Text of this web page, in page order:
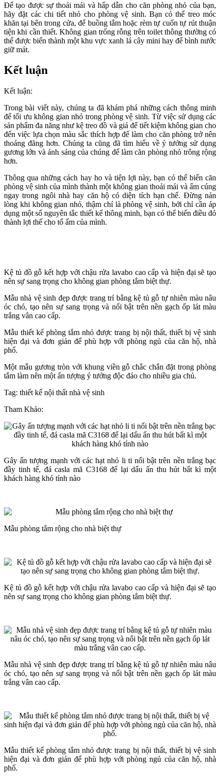
Để tạo được sự thoải mái và hấp dẫn cho căn phòng nhỏ của bạn,
hãy đặt các chi tiết nhỏ cho phòng vệ sinh. Bạn có thể treo móc
khăn tại bên trong cửa, để buồng tắm hoặc rèm tự cuốn tự rút thuận
tiện khi cần thiết. Không gian trống rỗng trên toilet thông thường có
thể được biến thành một khu vực xanh lá cây mini hay để bình nước
giữ mát.
Kết luận
Kết luận:
Trong bài viết này, chúng ta đã khám phá những cách thông minh
để tối ưu không gian nhỏ trong phòng vệ sinh. Từ việc sử dụng các
sản phẩm đa năng như kệ treo đồ và giá để tiết kiệm không gian cho
đến việc lựa chọn màu sắc thích hợp để làm cho căn phòng trở nên
thoáng đãng hơn. Chúng ta cũng đã tìm hiểu về ý tưởng sử dụng
gương lớn và ánh sáng của chúng để làm căn phòng nhỏ trông rộng
hơn.
Thông qua những cách hay ho và tiện lợi này, bạn có thể biến căn
phòng vệ sinh của mình thành một không gian thoải mái và ấm cúng
ngay trong ngôi nhà hay căn hộ có diện tích hạn chế. Đừng nản
lòng khi không gian nhỏ, thậm chí là phòng vệ sinh, bởi chỉ cần áp
dụng một số nguyên tắc thiết kế thông minh, bạn có thể biến điều đó
thành lợi thế cho tổ ấm của mình.
Kệ tủ đồ gỗ kết hợp với chậu rửa lavabo cao cấp và hiện đại sẽ tạo
nên sự sang trọng cho không gian phòng tắm biệt thự.
Mẫu nhà vệ sinh đẹp được trang trí bằng kệ tủ gỗ tự nhiên màu nâu
óc chó, tạo nên sự sang trọng và nổi bật trên nền gạch ốp lát màu
trắng vân cao cấp.
Mẫu thiết kế phòng tắm nhỏ được trang bị nội thất, thiết bị vệ sinh
hiện đại và đơn giản để phù hợp với phòng ngủ của căn hộ, nhà
phố.
Một mẫu gương tròn với khung viền gỗ chắc chắn đặt trong phòng
tắm làm nên một ấn tượng ý tưởng độc đáo cho nhiều gia chủ.
Tag: thiết kế nội thất nhà vệ sinh
Tham Khảo:
Gây ấn tượng mạnh với các hạt nhỏ li ti nổi bật trên nền trắng bạc
đầy tinh tế, đá casla mã C3168 để lại dấu ấn thu hút bất kì một
khách hàng khó tính nào
Mẫu phòng tắm rộng cho nhà biệt thự
Kệ tủ đồ gỗ kết hợp với chậu rửa lavabo cao cấp và hiện đại sẽ tạo
nên sự sang trọng cho không gian phòng tắm biệt thự.
Mẫu nhà vệ sinh đẹp được trang trí bằng kệ tủ gỗ tự nhiên màu nâu
óc chó, tạo nên sự sang trọng và nổi bật trên nền gạch ốp lát màu
trắng vân cao cấp.
Mẫu thiết kế phòng tắm nhỏ được trang bị nội thất, thiết bị vệ sinh
hiện đại và đơn giản để phù hợp với phòng ngủ của căn hộ, nhà
phố.